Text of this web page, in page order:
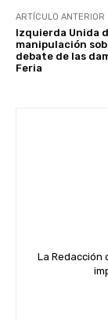
ARTÍCULO ANTERIOR
Izquierda Unida
manipulación
debate de las
Feria
La Redacción